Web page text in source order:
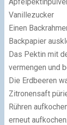
Vanillezucker
Einen
Backpapier
Das Pektin mit
vermengen und
Die Erdbeeren
Zitronensaft
Rühren
erneut